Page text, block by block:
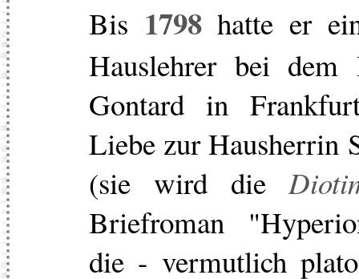
Bis 1798hatte er
Hauslehrer bei
Gontard in
Liebe zur Hausherrin
(sie wird die
Briefroman
die - vermutlich